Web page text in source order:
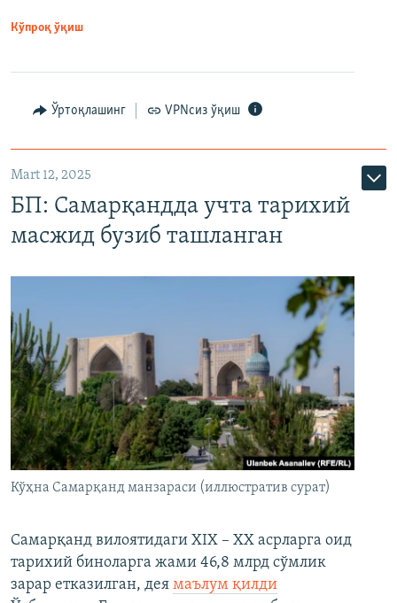
Кўпроқ ўқиш
Ўртоқлашинг VPNсиз ўқиш
Mart 12, 2025
БП: Самарқандда учта тарихий
масжид бузиб ташланган
Кўҳна Самарқанд манзараси (иллюстратив сурат)
Самарқанд вилоятидаги XIX – XX асрларга оид
тарихий биноларга жами 46,8 млрд сўмлик
зарар етказилган, дея маълум қилди